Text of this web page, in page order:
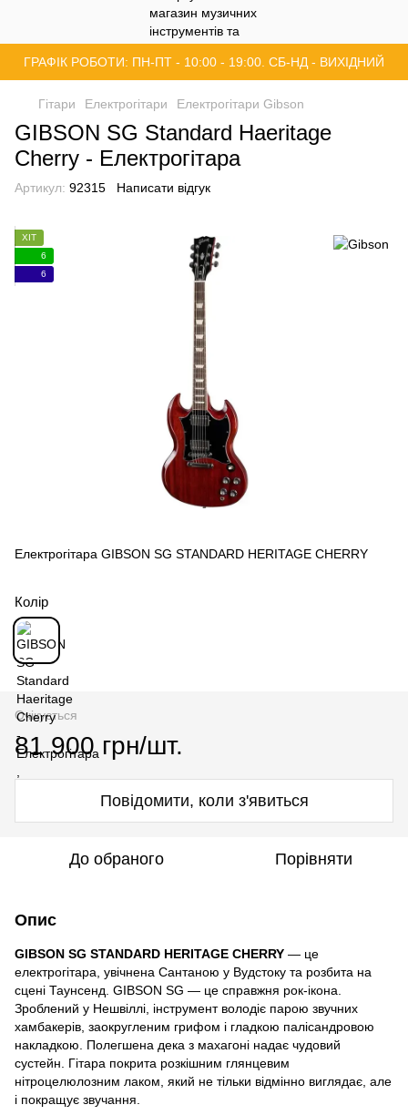
ГРАФІК РОБОТИ: ПН-ПТ - 10:00 - 19:00. СБ-НД - ВИХІДНИЙ
Гітари Електрогітари Електрогітари Gibson
GIBSON SG Standard Haeritage
Cherry - Електрогітара
Артикул: 92315 Написати відгук
ХІТ
6
6
Електрогітара GIBSON SG STANDARD HERITAGE CHERRY
Колір
Очікується
81 900 грн/шт.
Повідомити, коли з'явиться
До обраного Порівняти
Опис
GIBSON SG STANDARD HERITAGE CHERRY — це
електрогітара, увічнена Сантаною у Вудстоку та розбита на
сцені Таунсенд. GIBSON SG — це справжня рок-ікона.
Зроблений у Нешвіллі, інструмент володіє парою звучних
хамбакерів, заокругленим грифом і гладкою палісандровою
накладкою. Полегшена дека з махагоні надає чудовий
сустейн. Гітара покрита розкішним глянцевим
нітроцелюлозним лаком, який не тільки відмінно виглядає, але
і покращує звучання.